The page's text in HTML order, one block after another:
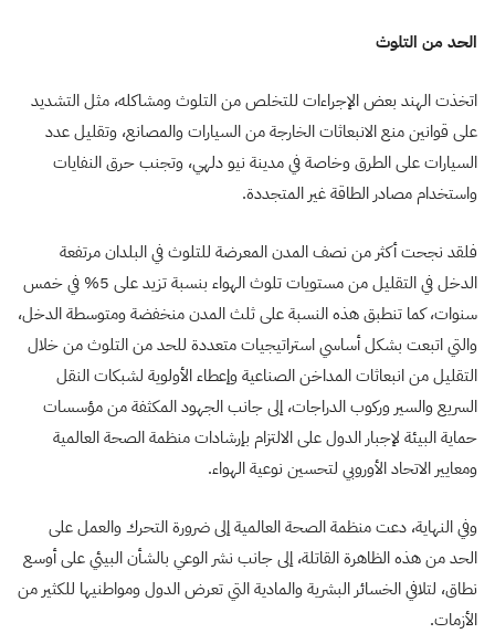
الحد من التلوث
اتخذت الهند بعض الإجراءات للتخلص من التلوث ومشاكله، مثل التشديد
على قوانين منع الانبعاثات الخارجة من السيارات والمصانع، وتقليل عدد
السيارات على الطرق وخاصة في مدينة نيو دلهي، وتجنب حرق النفايات
واستخدام مصادر الطاقة غير المتجددة.
فلقد نجحت أكثر من نصف المدن المعرضة للتلوث في البلدان مرتفعة
الدخل في التقليل من مستويات تلوث الهواء بنسبة تزيد على 5% في خمس
سنوات، كما تنطبق هذه النسبة على ثلث المدن منخفضة ومتوسطة الدخل،
والتي اتبعت بشكل أساسي استراتيجيات متعددة للحد من التلوث من خلال
التقليل من انبعاثات المداخن الصناعية وإعطاء الأولوية لشبكات النقل
السريع والسير وركوب الدراجات، إلى جانب الجهود المكثفة من مؤسسات
حماية البيئة لإجبار الدول على الالتزام بإرشادات منظمة الصحة العالمية
ومعايير الاتحاد الأوروبي لتحسين نوعية الهواء.
وفي النهاية، دعت منظمة الصحة العالمية إلى ضرورة التحرك والعمل على
الحد من هذه الظاهرة القاتلة، إلى جانب نشر الوعي بالشأن البيئي على أوسع
نطاق، لتلافي الخسائر البشرية والمادية التي تعرض الدول ومواطنيها للكثير من
الأزمات.